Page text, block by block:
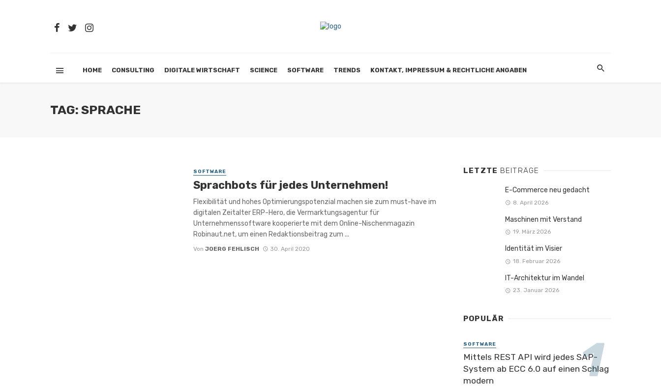
HOME CONSULTING DIGITALE WIRTSCHAFT SCIENCE SOFTWARE TRENDS KONTAKT, IMPRESSUM & RECHTLICHE ANGABEN
TAG: SPRACHE
SOFTWARE
Sprachbots für jedes Unternehmen!
Flexibilität und hohes Optimierungspotenzial machen sie zum must-have im
digitalen Zeitalter ERP-Hero, die Vermarktungsagentur für
Unternehmenssoftware kooperierte mit dem Online-Nischenmagazin
Robinaut.net, um einen Redaktionsbeitrag zum ...
Von JOERG FEHLISCH 30. April 2020
LETZTE BEITRÄGE
E-Commerce neu gedacht
8. April 2026
Maschinen mit Verstand
19. März 2026
Identität im Visier
18. Februar 2026
IT-Architektur im Wandel
23. Januar 2026
POPULÄR
SOFTWARE
Mittels REST API wird jedes SAP-
System ab ECC 6.0 auf einen Schlag
modern